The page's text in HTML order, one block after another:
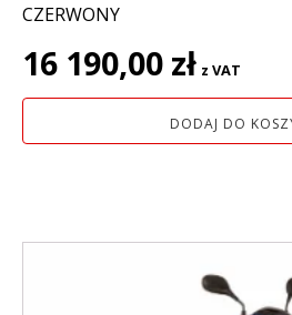
CZERWONY
16 190,00 zł z VAT
DODAJ DO